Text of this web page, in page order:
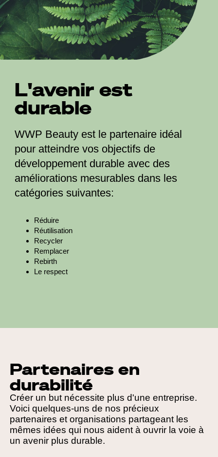
L'avenir est
durable
WWP Beauty est le partenaire idéal
pour atteindre vos objectifs de
développement durable avec des
améliorations mesurables dans les
catégories suivantes:
Réduire
Réutilisation
Recycler
Remplacer
Rebirth
Le respect
Partenaires en
durabilité
Créer un but nécessite plus d'une entreprise.
Voici quelques-uns de nos précieux
partenaires et organisations partageant les
mêmes idées qui nous aident à ouvrir la voie à
un avenir plus durable.